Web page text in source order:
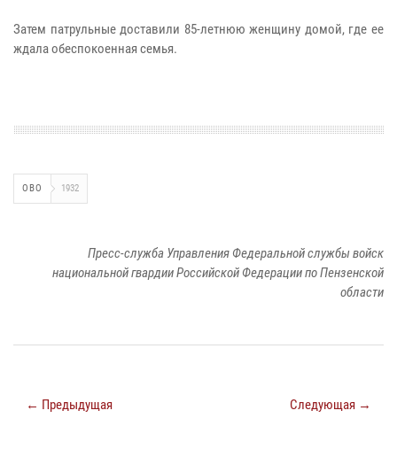
Затем патрульные доставили 85-летнюю женщину домой, где ее
ждала обеспокоенная семья.
ОВО 1932
Пресс-служба Управления Федеральной службы войск
национальной гвардии Российской Федерации по Пензенской
области
← Предыдущая Следующая →